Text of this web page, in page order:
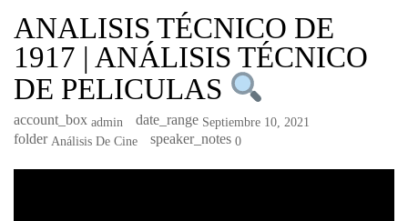
ANALISIS TÉCNICO DE
1917 | ANÁLISIS TÉCNICO
DE PELICULAS
account_box Admin date_range Septiembre 10, 2021
folder Análisis De Cine speaker_notes 0